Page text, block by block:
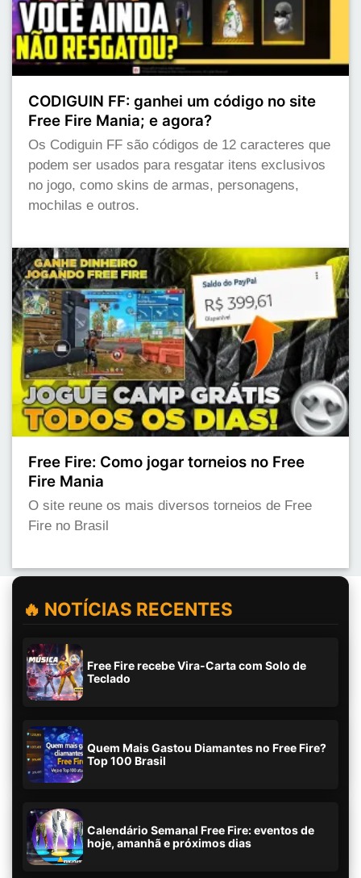
CODIGUIN FF: ganhei um código no site
Free Fire Mania; e agora?
Os Codiguin FF são códigos de 12 caracteres que
podem ser usados para resgatar itens exclusivos
no jogo, como skins de armas, personagens,
mochilas e outros.
Free Fire: Como jogar torneios no Free
Fire Mania
O site reune os mais diversos torneios de Free
Fire no Brasil
🔥 NOTÍCIAS RECENTES
Free Fire recebe Vira-Carta com Solo de
Teclado
Quem Mais Gastou Diamantes no Free Fire?
Top 100 Brasil
Calendário Semanal Free Fire: eventos de
hoje, amanhã e próximos dias